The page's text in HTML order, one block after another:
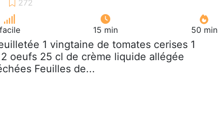
facile 15 min 50 min
1 vingtaine de tomates cerises 1
oeufs 25 cl de crème liquide allégée
Feuilles de...